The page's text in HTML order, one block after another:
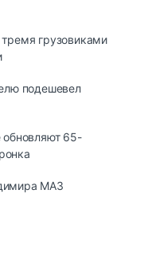
грузовиками
подешевел
обновляют 65-
МАЗ